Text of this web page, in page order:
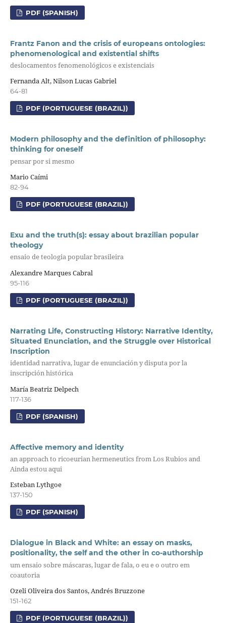
PDF (SPANISH)
Frantz Fanon and the crisis of europeans ontologies:
phenomenological and existential shifts
deslocamentos fenomenológicos e existenciais
Fernanda Alt, Nilson Lucas Gabriel
64-81
PDF (PORTUGUESE (BRAZIL))
Modern philosophy and the definition of philosophy:
thinking for oneself
pensar por si mesmo
Mario Caími
82-94
PDF (PORTUGUESE (BRAZIL))
Exu and the truth(s): essay about brazilian popular
theology
ensaio de teologia popular brasileira
Alexandre Marques Cabral
95-116
PDF (PORTUGUESE (BRAZIL))
Narrating Life, Constructing History: Narrative Identity,
Situated Enunciation, and the Struggle over Historical
Inscription
identidad narrativa, lugar de enunciación y disputa por la
inscripción histórica
María Beatriz Delpech
117-136
PDF (SPANISH)
Affective memory and identity
an approach to ricoeurian hermeneutics from Los Rubios and
Ainda estou aqui
Esteban Lythgoe
137-150
PDF (SPANISH)
Dialogue in Black and White: an essay on masks,
positionality, the self and the other in co-authorship
um ensaio sobre máscaras, lugar de fala, o eu e o outro em
coautoria
Ozeli Oliveira dos Santos, Andrés Bruzzone
151-162
PDF (PORTUGUESE (BRAZIL))